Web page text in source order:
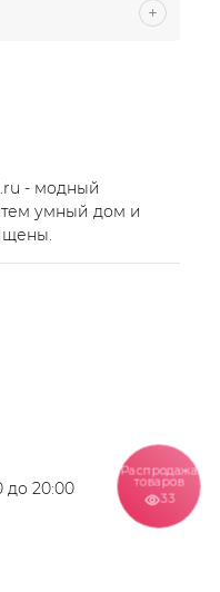
- модный
умный дом и
до 20:00
Распродажа
товаров
33